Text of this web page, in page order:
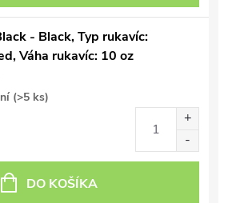
- Black, Typ rukavíc:
Váha rukavíc: 10 oz
(>5 ks)
DO KOŠÍKA